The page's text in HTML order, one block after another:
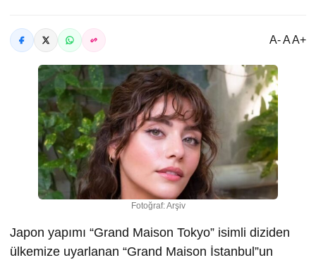
A- A A+
Fotoğraf: Arşiv
Japon yapımı “Grand Maison Tokyo” isimli diziden
ülkemize uyarlanan “Grand Maison İstanbul”un